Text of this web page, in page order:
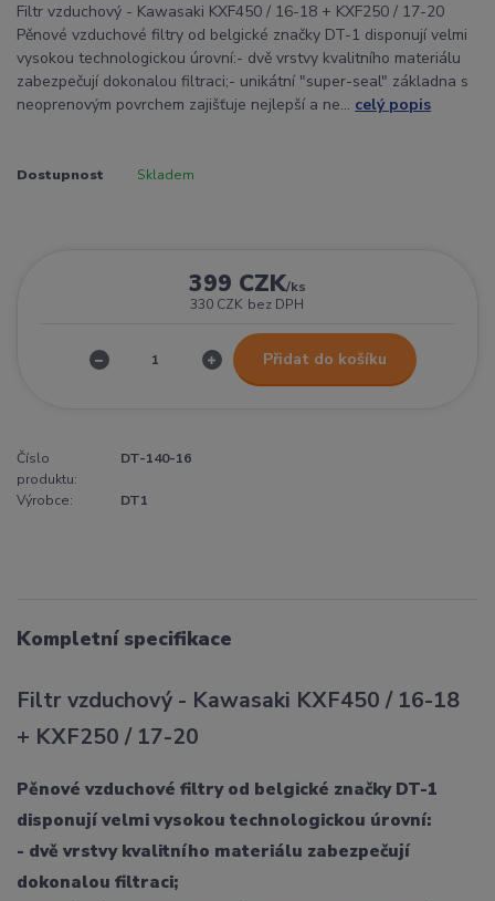
Filtr vzduchový - Kawasaki KXF450 / 16-18 + KXF250 / 17-20
Pěnové vzduchové filtry od belgické značky DT-1 disponují velmi
vysokou technologickou úrovní:- dvě vrstvy kvalitního materiálu
zabezpečují dokonalou filtraci;- unikátní "super-seal" základna s
neoprenovým povrchem zajišťuje nejlepší a ne... celý popis
Dostupnost Skladem
399 CZK/ks
330 CZK bez DPH
Přidat do košíku
Číslo
produktu:
DT-140-16
Výrobce: DT1
Kompletní specifikace
Filtr vzduchový - Kawasaki KXF450 / 16-18
+ KXF250 / 17-20
Pěnové vzduchové filtry od belgické značky DT-1
disponují velmi vysokou technologickou úrovní:
- dvě vrstvy kvalitního materiálu zabezpečují
dokonalou filtraci;